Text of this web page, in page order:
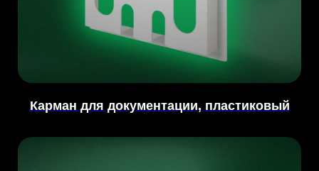
Карман для документации, пластиковый